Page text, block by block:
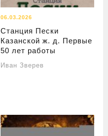
06.03.2026
Станция Пески
Казанской ж. д. Первые
50 лет работы
Иван Зверев